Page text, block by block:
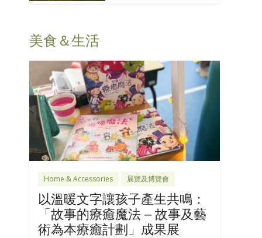
美食＆生活
Home & Accessories 展覽及博覽會
以溫暖文字讓孩子產生共鳴：
「故事的療癒魔法 – 故事及藝
術為本療癒計劃」成果展